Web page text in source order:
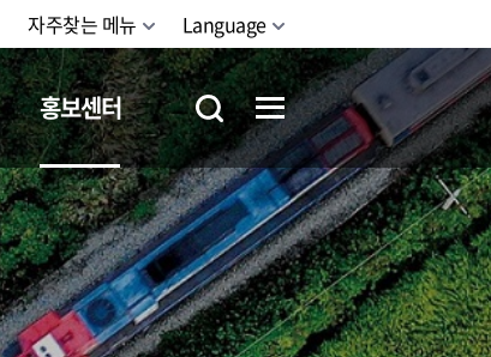
자주찾는 메뉴 Language
홍보센터
철도체험